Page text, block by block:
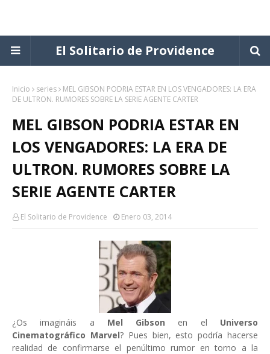
El Solitario de Providence
Inicio series
MEL GIBSON PODRIA ESTAR EN LOS VENGADORES: LA ERA
DE ULTRON. RUMORES SOBRE LA SERIE AGENTE CARTER
MEL GIBSON PODRIA ESTAR EN
LOS VENGADORES: LA ERA DE
ULTRON. RUMORES SOBRE LA
SERIE AGENTE CARTER
El Solitario de Providence Enero 03, 2014
¿Os imagináis a Mel Gibson en el Universo
Cinematográfico Marvel? Pues bien, esto podría hacerse
realidad de confirmarse el penúltimo rumor en torno a la